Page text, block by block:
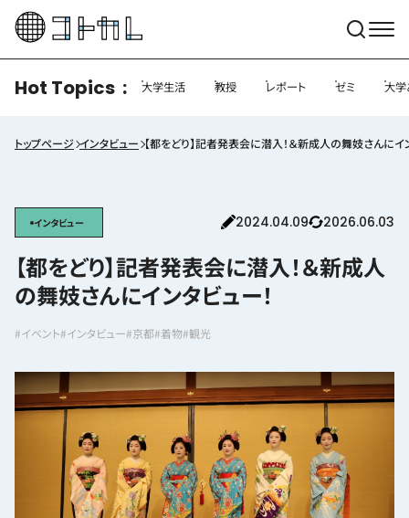
Hot Topics 大学生活 教授 レポート ゼミ 大学
トップページ インタビュー 【都をどり】記者発表会に潜入！＆新成人の舞妓さんにイ
インタビュー 2024.04.09 2026.06.03
【都をどり】記者発表会に潜入！＆新成人
の舞妓さんにインタビュー！
#イベント#インタビュー#京都#着物#観光